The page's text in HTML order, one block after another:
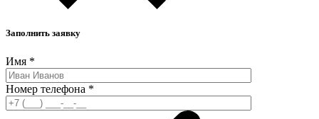
Заполнить заявку
Имя *
Номер телефона *